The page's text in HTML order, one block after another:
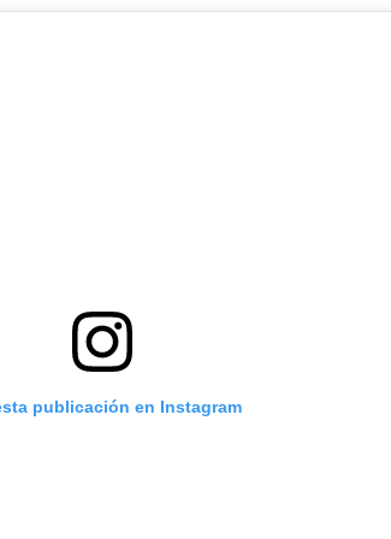
publicación en Instagram